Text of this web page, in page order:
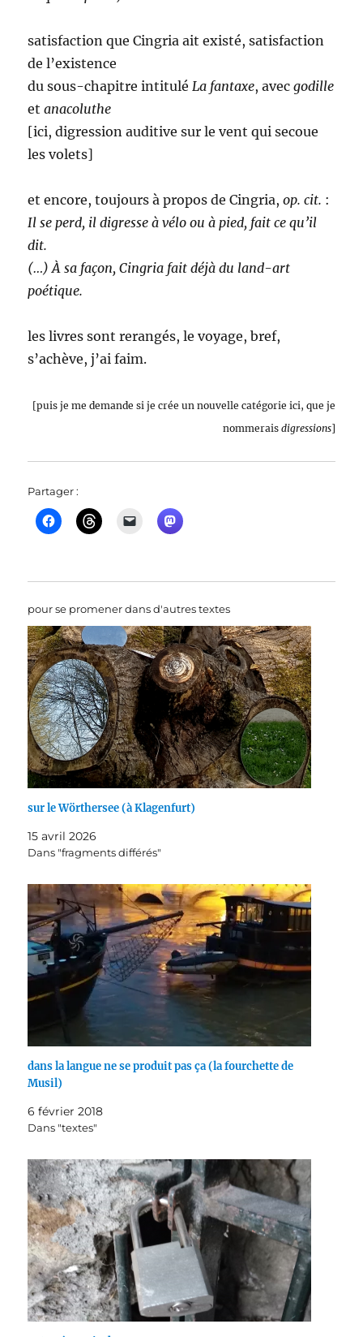
satisfaction que Cingria ait existé, satisfaction
de l’existence
du sous-chapitre intituléLa fantaxe, avecgodille
etanacoluthe
[ici, digression auditive sur le vent qui secoue
les volets]
et encore, toujours à propos de Cingria,op. cit. :
Il se perd, il digresse à vélo ou à pied, fait ce qu’il
dit.
(…) À sa façon, Cingria fait déjà du land-art
poétique.
les livres sont rerangés, le voyage, bref,
s’achève, j’ai faim.
[puis je me demande si je crée un nouvelle catégorie ici, que je
nommerais digressions]
Partager :
pour se promener dans d'autres textes
sur le Wörthersee (à Klagenfurt)
15 avril 2026
Dans "fragments différés"
dans la langue ne se produit pas ça (la fourchette de
Musil)
6 février 2018
Dans "textes"